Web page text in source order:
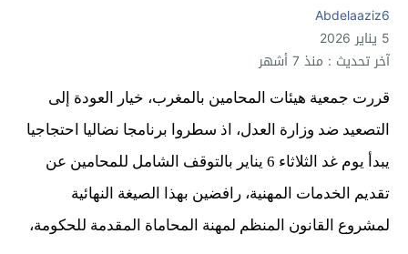
Abdelaaziz6
5 يناير 2026
آخر تحديث : منذ 7 أشهر
قررت جمعية هيئات المحامين بالمغرب، خيار العودة إلى
التصعيد ضد وزارة العدل، اذ سطروا برنامجا نضاليا احتجاجيا
يبدأ يوم غد الثلاثاء 6 يناير بالتوقف الشامل للمحامين عن
تقديم الخدمات المهنية، رافضين بهذا الصيغة النهائية
لمشروع القانون المنظم لمهنة المحاماة المقدمة للحكومة،